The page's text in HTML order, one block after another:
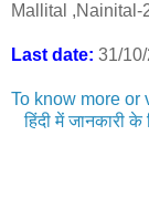
Mallital ,Nainital-
Last date: 31/
To know more or
हिंदी में जानकारी